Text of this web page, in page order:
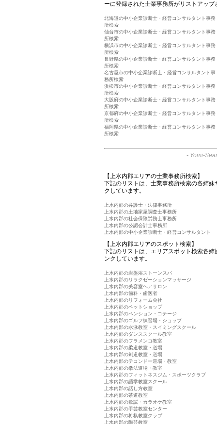
ーに登録された士業事務所がリストアップ
北海道の中小企業診断士・経営コンサルタント事務
所検索
仙台市の中小企業診断士・経営コンサルタント事務
所検索
横浜市の中小企業診断士・経営コンサルタント事務
所検索
長野県の中小企業診断士・経営コンサルタント事務
所検索
名古屋市の中小企業診断士・経営コンサルタント事
務所検索
浜松市の中小企業診断士・経営コンサルタント事務
所検索
大阪府の中小企業診断士・経営コンサルタント事務
所検索
京都府の中小企業診断士・経営コンサルタント事務
所検索
福岡県の中小企業診断士・経営コンサルタント事務
所検索
- Yomi-
【上水内郡エリアの士業事務所検索】
下記のリストは、士業事務所検索の各姉
クしています。
上水内郡の弁護士・法律事務所
上水内郡の土地家屋調査士事務所
上水内郡の社会保険労務士事務所
上水内郡の公認会計士事務所
上水内郡の中小企業診断士・経営コンサルタント
【上水内郡エリアのスポット検索】
下記のリストは、エリアスポット検索各
ンクしています。
上水内郡の岩盤浴ストーンスパ
上水内郡のリラクゼーションマッサージ
上水内郡の美容室ヘアサロン
上水内郡の歯科・歯医者
上水内郡のリフォーム会社
上水内郡のペットショップ
上水内郡のペンション・コテージ
上水内郡のゴルフ練習場・ショップ
上水内郡の水泳教室・スイミングスクール
上水内郡のダンススクール教室
上水内郡のフラメンコ教室
上水内郡の柔道教室・道場
上水内郡の剣道教室・道場
上水内郡のテコンドー道場・教室
上水内郡の拳法道場・教室
上水内郡のフィットネスジム・スポーツクラブ
上水内郡の語学教室スクール
上水内郡の話し方教室
上水内郡の茶道教室
上水内郡の歌謡・カラオケ教室
上水内郡の手芸教室センター
上水内郡の将棋教室クラブ
上水内郡の陶芸教室